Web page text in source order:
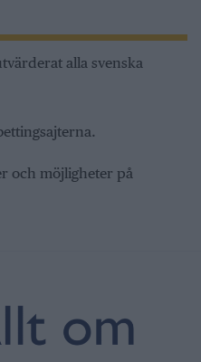
alla svenska
och möjligheter på